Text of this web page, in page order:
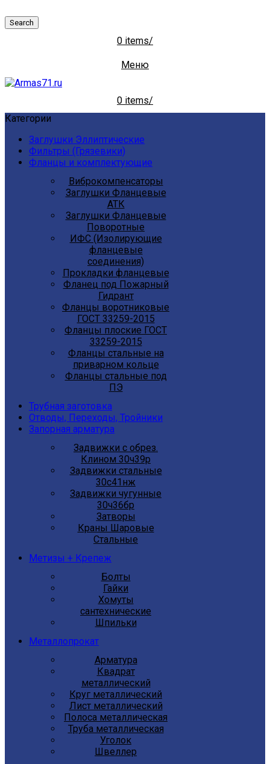
Search
0 items/
Меню
0 items/
Категории
Заглушки Эллиптические
Фильтры (Грязевики)
Фланцы и комплектующие
Виброкомпенсаторы
Заглушки Фланцевые
АТК
Заглушки Фланцевые
Поворотные
ИФС (Изолирующие
фланцевые
соединения)
Прокладки фланцевые
Фланец под Пожарный
Гидрант
Фланцы воротниковые
ГОСТ 33259-2015
Фланцы плоские ГОСТ
33259-2015
Фланцы стальные на
приварном кольце
Фланцы стальные под
ПЭ
Трубная заготовка
Отводы, Переходы, Тройники
Запорная арматура
Задвижки с обрез.
Клином 30ч39р
Задвижки стальные
30с41нж
Задвижки чугунные
30ч36бр
Затворы
Краны Шаровые
Стальные
Метизы + Крепеж
Болты
Гайки
Хомуты
сантехнические
Шпильки
Металлопрокат
Арматура
Квадрат
металлический
Круг металлический
Лист металлический
Полоса металлическая
Труба металлическая
Уголок
Швеллер